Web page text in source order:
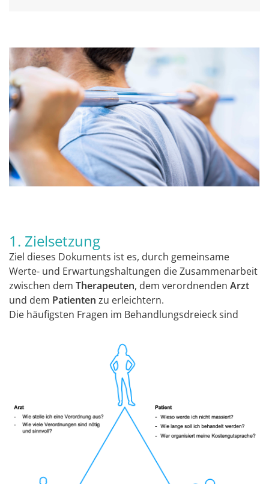
1. Zielsetzung
Ziel dieses Dokuments ist es, durch gemeinsame
Werte- und Erwartungshaltungen die Zusammenarbeit
zwischen dem Therapeuten, dem verordnenden Arzt
und dem Patienten zu erleichtern.
Die häufigsten Fragen im Behandlungsdreieck sind